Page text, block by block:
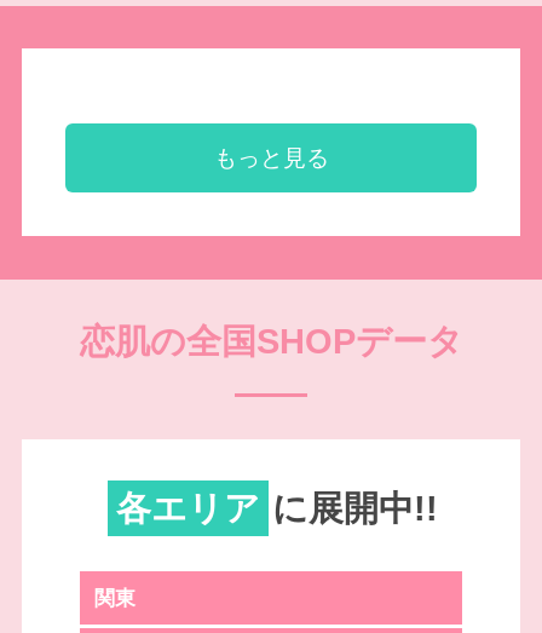
もっと見る
恋肌の全国SHOPデータ
各エリア に展開中!!
関東